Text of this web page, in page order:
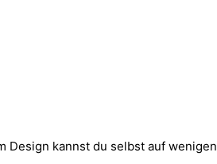
Design kannst du selbst auf wenigen